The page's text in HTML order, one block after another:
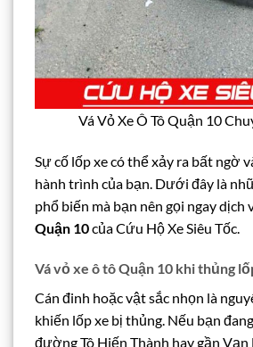
Vá Vỏ Xe Ô Tô Quận 10
Sự cố lốp xe có thể xảy ra bất ngờ
hành trình của bạn. Dưới đây là
phổ biến mà bạn nên gọi ngay dịch
Quận 10của Cứu Hộ Xe Siêu Tốc.
Vá vỏ xe ô tô Quận 10 khi thủng
Cán đinh hoặc vật sắc nhọn là
khiến lốp xe bị thủng. Nếu bạn
đường Tô Hiến Thành hay gần